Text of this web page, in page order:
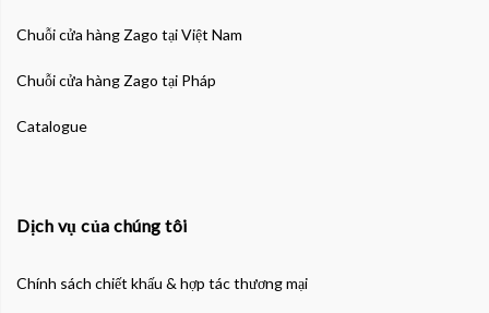
Chuỗi cửa hàng Zago tại Việt Nam
Chuỗi cửa hàng Zago tại Pháp
Catalogue
Dịch vụ của chúng tôi
Chính sách chiết khấu & hợp tác thương mại